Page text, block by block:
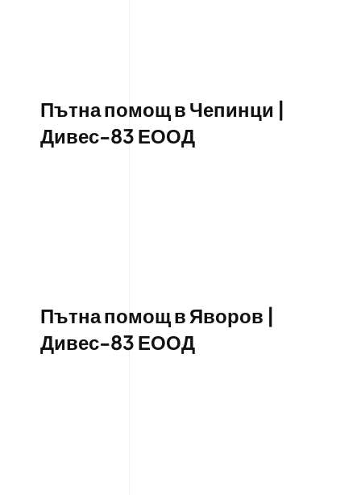
Пътна помощ в Чепинци |
Дивес-83 ЕООД
Пътна помощ в Яворов |
Дивес-83 ЕООД